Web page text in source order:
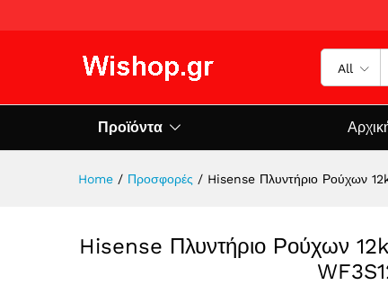
All
Προϊόντα
Home / Προσφορές / Hisense Πλυντήριο Ρούχων
Hisense Πλυντήριο Ρούχων